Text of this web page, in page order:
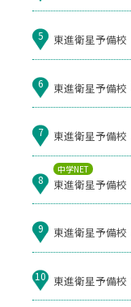
5 東進衛星予備校
6 東進衛星予備校
7 東進衛星予備校
中学NET
8 東進衛星予備校
9 東進衛星予備校
10 東進衛星予備校